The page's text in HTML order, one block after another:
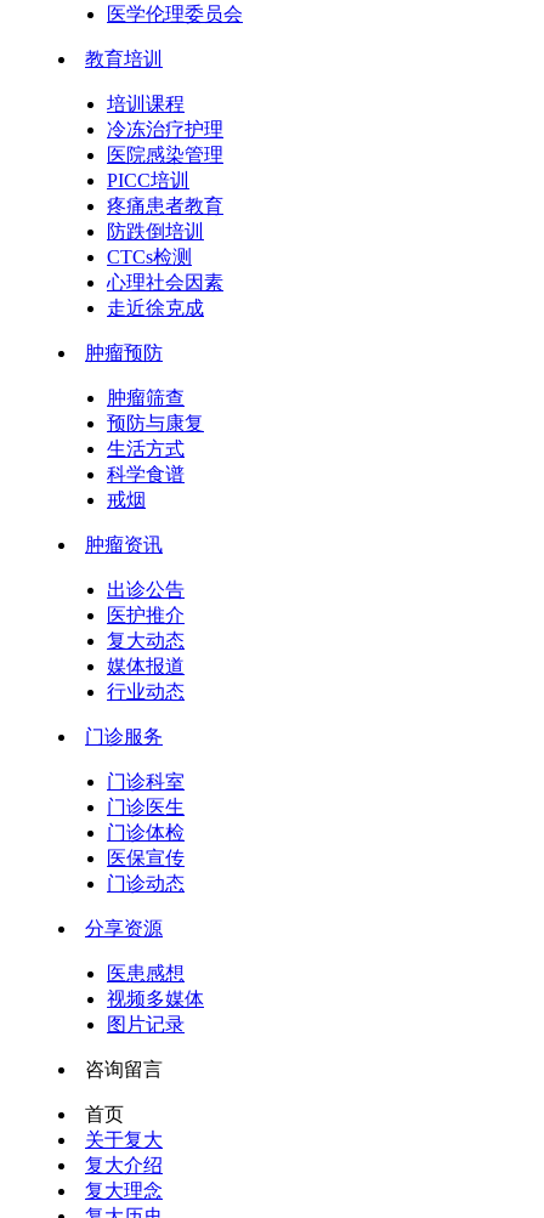
医学伦理委员会
教育培训
培训课程
冷冻治疗护理
医院感染管理
PICC培训
疼痛患者教育
防跌倒培训
CTCs检测
心理社会因素
走近徐克成
肿瘤预防
肿瘤筛查
预防与康复
生活方式
科学食谱
戒烟
肿瘤资讯
出诊公告
医护推介
复大动态
媒体报道
行业动态
门诊服务
门诊科室
门诊医生
门诊体检
医保宣传
门诊动态
分享资源
医患感想
视频多媒体
图片记录
咨询留言
首页
关于复大
复大介绍
复大理念